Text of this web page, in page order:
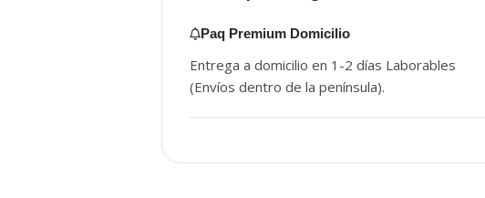
Paq Premium Domicilio
Entrega a domicilio en 1-2 días Laborables
(Envíos dentro de la península).